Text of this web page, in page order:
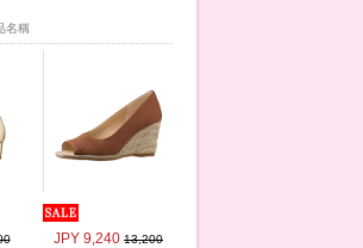
名稱
JPY 9,240 13,200